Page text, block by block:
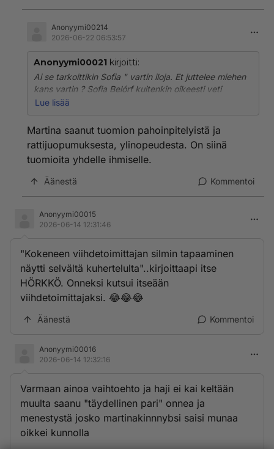
Anonyymi00214
2026-06-22 06:53:57
Anonyymi00021 kirjoitti:
Ai se tarkoittikin Sofia " vartin iloja. Et juttelee miehen
kans vartin ? Sofia Belórf kuitenkin oikeesti veti
huumeita ja sai huumeiden käytöstä ja hallussa pidosta
Lue lisää
Martina saanut tuomion pahoinpitelyistä ja
rattijuopumuksesta, ylinopeudesta. On siinä
tuomioita yhdelle ihmiselle.
Äänestä Kommentoi
Anonyymi00015
2026-06-14 12:31:46
"Kokeneen viihdetoimittajan silmin tapaaminen
näytti selvältä kuhertelulta"..kirjoittaapi itse
HÖRKKÖ. Onneksi kutsui itseään
viihdetoimittajaksi. 😂😂😂
Äänestä Kommentoi
Anonyymi00016
2026-06-14 12:32:16
Varmaan ainoa vaihtoehto ja haji ei kai keltään
muulta saanu "täydellinen pari" onnea ja
menestystä josko martinakinnnybsi saisi munaa
oikkei kunnolla